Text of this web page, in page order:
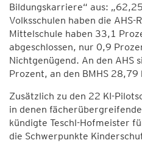
Bildungskarriere“ aus:
Volksschulen haben die
Mittelschule haben 33,1
abgeschlossen, nur 0,9
Nichtgenügend. An den AHS
Prozent, an den BMHS
Zusätzlich zu den 22 KI-
in denen
kündigte Teschl-Hofmeister
die Schwerpunkte